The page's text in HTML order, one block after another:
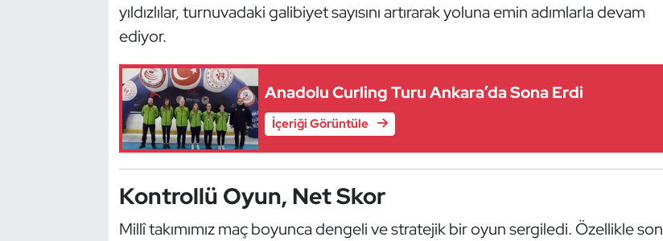
yıldızlılar, turnuvadaki galibiyet sayısını artırarak yoluna emin adımlarla devam
ediyor.
Anadolu Curling Turu Ankara’da Sona Erdi
İçeriği Görüntüle
Kontrollü Oyun, Net Skor
Millî takımımız maç boyunca dengeli ve stratejik bir oyun sergiledi. Özellikle son
Hava Sporları